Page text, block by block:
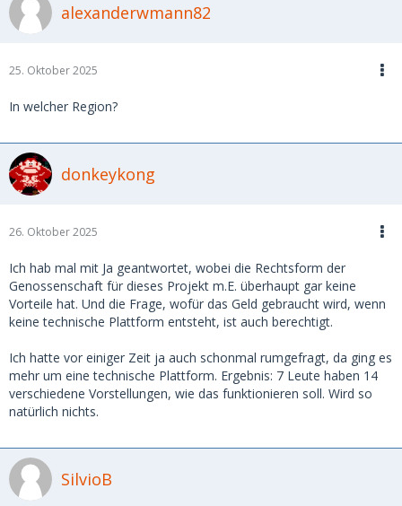
alexanderwmann82
25. Oktober 2025
In welcher Region?
donkeykong
26. Oktober 2025
Ich hab mal mit Ja geantwortet, wobei die Rechtsform der
Genossenschaft für dieses Projekt m.E. überhaupt gar keine
Vorteile hat. Und die Frage, wofür das Geld gebraucht wird, wenn
keine technische Plattform entsteht, ist auch berechtigt.
Ich hatte vor einiger Zeit ja auch schonmal rumgefragt, da ging es
mehr um eine technische Plattform. Ergebnis: 7 Leute haben 14
verschiedene Vorstellungen, wie das funktionieren soll. Wird so
natürlich nichts.
SilvioB